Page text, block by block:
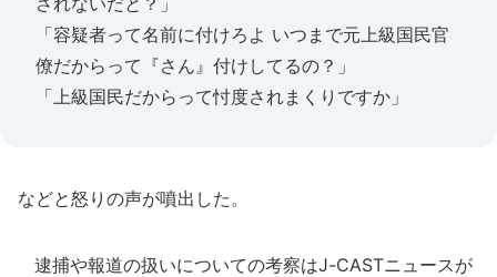
「容疑者って名前に付けろよ いつまで元上級国民官
僚だからって『さん』付けしてるの？」
「上級国民だからって忖度されまくりですか」
などと怒りの声が噴出した。
逮捕や報道の扱いについての考察はJ-CASTニュースが